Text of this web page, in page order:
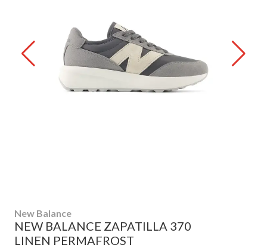
New Balance
NEW BALANCE ZAPATILLA 370
LINEN PERMAFROST